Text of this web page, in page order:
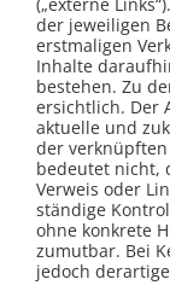
der jeweiligen
erstmaligen
Inhalte
bestehen. Zu
ersichtlich. Der
aktuelle und
der verknüpften
bedeutet nicht,
Verweis oder
ständige
ohne konkrete
zumutbar. Bei
jedoch